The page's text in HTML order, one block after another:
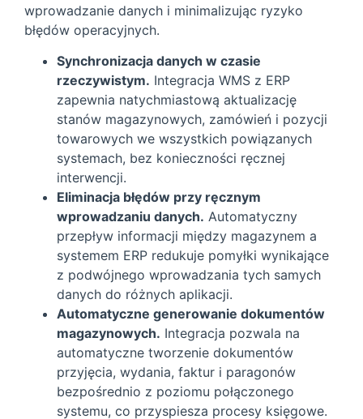
wprowadzanie danych i minimalizując ryzyko
błędów operacyjnych.
Synchronizacja danych w czasie
rzeczywistym. Integracja WMS z ERP
zapewnia natychmiastową aktualizację
stanów magazynowych, zamówień i pozycji
towarowych we wszystkich powiązanych
systemach, bez konieczności ręcznej
interwencji.
Eliminacja błędów przy ręcznym
wprowadzaniu danych. Automatyczny
przepływ informacji między magazynem a
systemem ERP redukuje pomyłki wynikające
z podwójnego wprowadzania tych samych
danych do różnych aplikacji.
Automatyczne generowanie dokumentów
magazynowych. Integracja pozwala na
automatyczne tworzenie dokumentów
przyjęcia, wydania, faktur i paragonów
bezpośrednio z poziomu połączonego
systemu, co przyspiesza procesy księgowe.